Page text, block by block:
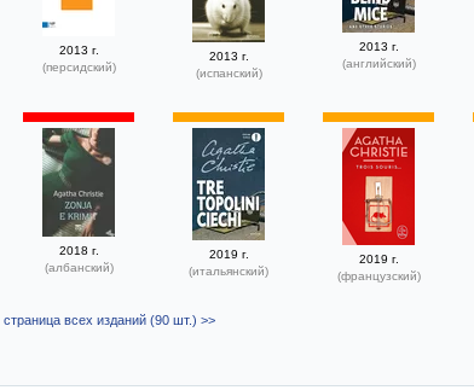
2013 г.
(персидский)
2013 г.
(испанский)
2013 г.
(английский)
2018 г.
(албанский)
2019 г.
(итальянский)
2019 г.
(французский)
страница всех изданий (90 шт.) >>